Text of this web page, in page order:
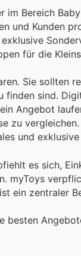
Bereich
und Kunden
für die
Sie sollten
sind.
Angebot
zu
und
es sich,
myToys
ein zentraler
besten